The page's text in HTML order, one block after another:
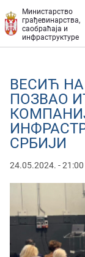
Министарство
грађевинарства,
саобраћаја и
инфраструктуре
ВЕСИЋ
ПОЗВАО
СРБИЈИ
24.05.2024. - 21:00